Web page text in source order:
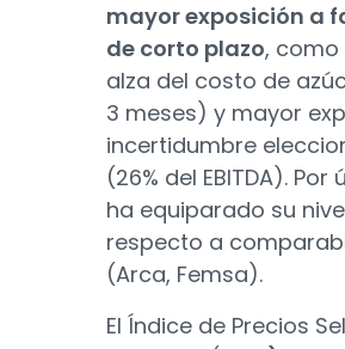
mayor exposición a
de corto plazo, como
alza del costo de
3 meses) y mayor
incertidumbre
(26% del EBITDA).
ha equiparado su
respecto a
(Arca, Femsa).
El Índice de Precios